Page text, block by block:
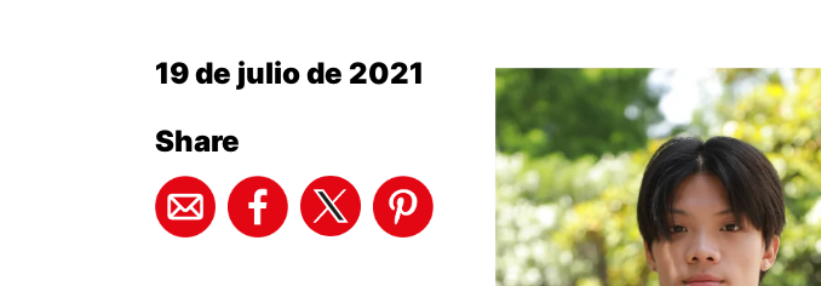
19 de julio de 2021
Share